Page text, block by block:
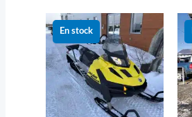
En stock
Le
prix
initial
était :
10 999.00 $.
prix
actuel
est :
8 499.00 $.